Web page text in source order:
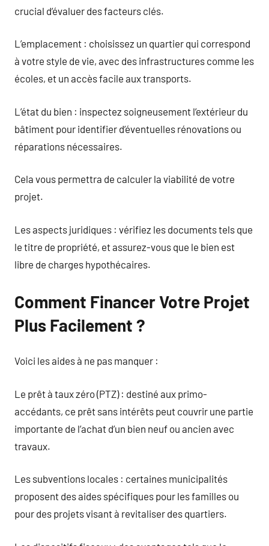
crucial d’évaluer des facteurs clés.
L’emplacement : choisissez un quartier qui correspond
à votre style de vie, avec des infrastructures comme les
écoles, et un accès facile aux transports.
L’état du bien : inspectez soigneusement l’extérieur du
bâtiment pour identifier d’éventuelles rénovations ou
réparations nécessaires.
Cela vous permettra de calculer la viabilité de votre
projet.
Les aspects juridiques : vérifiez les documents tels que
le titre de propriété, et assurez-vous que le bien est
libre de charges hypothécaires.
Comment Financer Votre Projet
Plus Facilement ?
Voici les aides à ne pas manquer :
Le prêt à taux zéro (PTZ) : destiné aux primo-
accédants, ce prêt sans intérêts peut couvrir une partie
importante de l’achat d’un bien neuf ou ancien avec
travaux.
Les subventions locales : certaines municipalités
proposent des aides spécifiques pour les familles ou
pour des projets visant à revitaliser des quartiers.